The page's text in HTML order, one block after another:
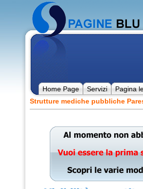
Home Page Servizi Pagina
Strutture mediche pubbliche